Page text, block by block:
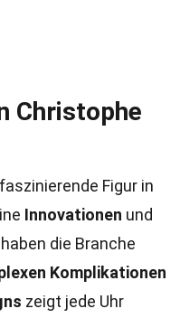
Christophe
Figur in
Innovationen und
haben die Branche
Komplikationen
zeigt jede Uhr